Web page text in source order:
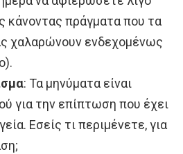
κάνοντας πράγματα που τα
χαλαρώνουν ενδεχομένως
: Τα μηνύματα είναι
για την επίπτωση που έχει
Εσείς τι περιμένετε, για